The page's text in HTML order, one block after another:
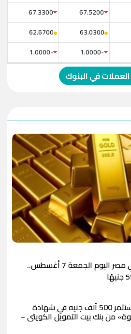
67.5200
67.3300
63.0300
62.6700
-1.0000
-1.0000
-1.0000
-1.0000
-1.0000
في البنوك
ارتفاع أسعار الذهب في مصر اليوم الجمعة 7 أغسطس..
إزاي تستثمر 500 ألف جنيه في شهادة
من بنك بيت التمويل الكويتي –
رفع العائد؟